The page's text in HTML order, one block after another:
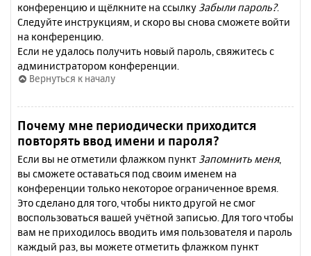
конференцию и щёлкните на ссылку Забыли пароль?.
Следуйте инструкциям, и скоро вы снова сможете войти
на конференцию.
Если не удалось получить новый пароль, свяжитесь с
администратором конференции.
Вернуться к началу
Почему мне периодически приходится
повторять ввод имени и пароля?
Если вы не отметили флажком пункт Запомнить меня,
вы сможете оставаться под своим именем на
конференции только некоторое ограниченное время.
Это сделано для того, чтобы никто другой не смог
воспользоваться вашей учётной записью. Для того чтобы
вам не приходилось вводить имя пользователя и пароль
каждый раз, вы можете отметить флажком пункт